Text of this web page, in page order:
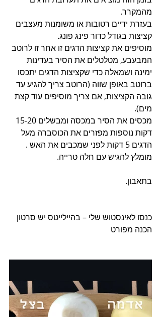
מהמקרר.
בעזרת ידיים רטובות או משומנות מעצבים
קציצות בגודל כדור פינג פונג.
מוסיפים את קציצות הדגים זו אחר זו לרוטב
המבעבע, מטלטלים את הסיר בעדינות
ימינה ושמאלה כדי שקציצות הדגים יתכסו
ברוטב באופן שווה (הרוטב צריך להגיע עד
גובה הקציצות, אם צריך מוסיפים עוד קצת
מים).
דקות נוספות מפזרים את הכוסברה מעל
הדגים 5 דקות לפני שמכבים את האש .
מומלץ להגיש עם חלה טרייה.
בתאבון.
כנסו לאינסטוש שלי – בהיילייטס יש סרטון
הכנה מפורט